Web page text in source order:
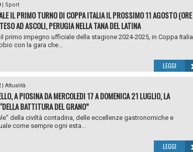
| Sport
IL PRIMO TURNO DI COPPA ITALIA IL PROSSIMO 11 AGOSTO (ORE
AD ASCOLI, PERUGIA NELLA TANA DEL LATINA
il primo impegno ufficiale della stagione 2024-2025, in Coppa Italia
con la gara che...
LEGGI
| Attualità
A PIOSINA DA MERCOLEDI 17 A DOMENICA 21 LUGLIO, LA
BATTITURA DEL GRANO”
della civiltà contadina, delle eccellenze gastronomiche e
come sempre ogni esta...
LEGGI